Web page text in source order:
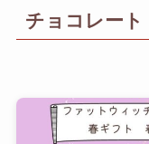
チョコレート